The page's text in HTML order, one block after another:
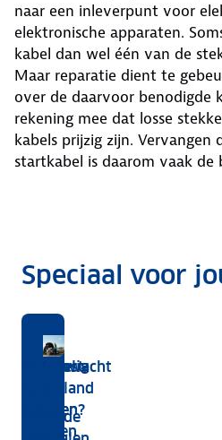
naar een inleverpunt voor
elektronische apparaten.
kabel dan wel één van de
Maar reparatie dient te
over de daarvoor benodigde
rekening mee dat losse
kabels prijzig zijn. Vervangen
startkabel is daarom vaak de
Speciaal voor
Help,
Je
elektrische
auto
opladen
Hoe
opladen?
Overzicht van alle oplaadpunten
staan de
Wat kost
opladen
van een
Voordelig
Wegenwacht
Nederland